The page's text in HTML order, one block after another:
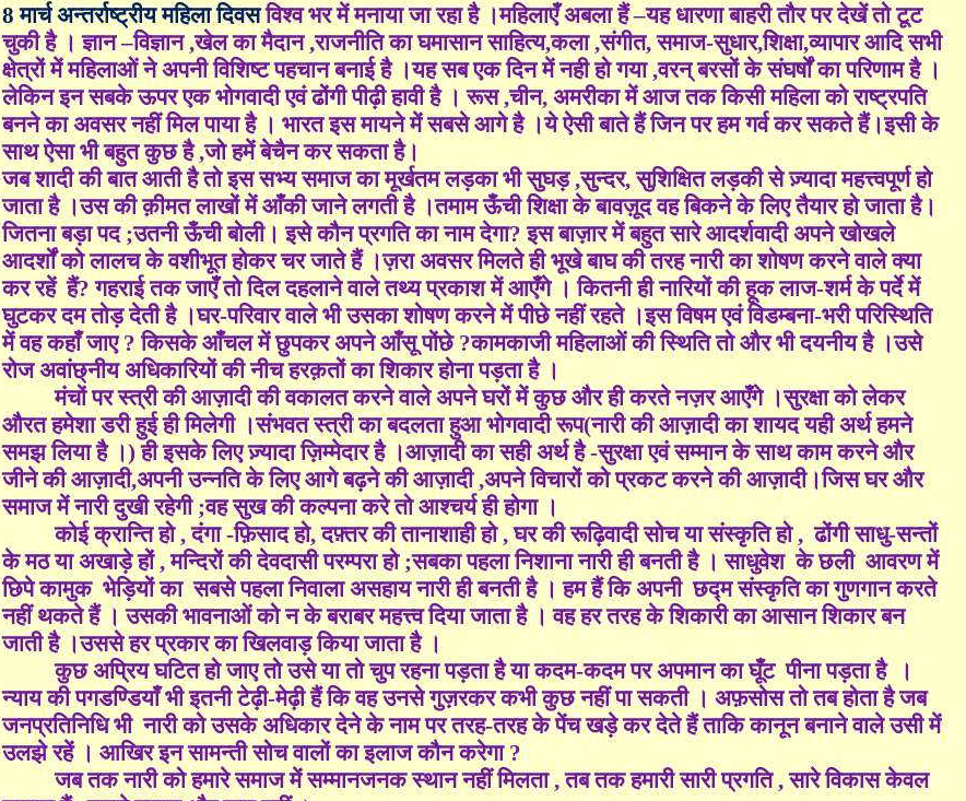
8 मार्च अन्तर्राष्ट्रीय महिला दिवसविश्व भर में मनाया जा रहा है ।महिलाएँ अबला हैं–यह धारणा बाहरी तौर पर देखें तो टूट
चुकी है । ज्ञान–विज्ञान,खेल का मैदान,राजनीति का घमासान साहित्य,कला,संगीत,समाज-सुधार,शिक्षा,व्यापार आदि सभी
क्षेत्रों में महिलाओं ने अपनी विशिष्ट पहचान बनाई है ।यह सब एक दिन में नही हो गया,वरन् बरसों के संघर्षों का परिणाम है ।
लेकिन इन सबके ऊपर एक भोगवादी एवं ढोंगी पीढ़ी हावी है । रूस,चीन, अमरीका में आज तक किसी महिला को राष्ट्रपति
बनने का अवसर नहीं मिल पाया है । भारत इस मायने में सबसे आगे है ।ये ऐसी बाते हैं जिन पर हम गर्व कर सकते हैं।इसी के
साथ ऐसा भी बहुत कुछ है,जो हमें बेचैन कर सकता है।
जब शादी की बात आती है तो इस सभ्य समाज का मूर्खतम लड़का भी सुघड़,सुन्दर,सुशिक्षित लड़की से ज़्यादा महत्त्वपूर्ण हो
जाता है ।उस की क़ीमत लाखों में आँकी जाने लगती है ।तमाम ऊँची शिक्षा के बावज़ूद वह बिकने के लिए तैयार हो जाता है।
जितना बड़ा पद ;उतनी ऊँची बोली। इसे कौन प्रगति का नाम देगा?इस बाज़ार में बहुत सारे आदर्शवादी अपने खोखले
आदर्शों को लालच के वशीभूत होकर चर जाते हैं ।ज़रा अवसर मिलते ही भूखे बाघ की तरह नारी का शोषण करने वाले क्या
कर रहें हैं? गहराई तक जाएँ तो दिल दहलाने वाले तथ्य प्रकाश में आएँगे । कितनी ही नारियों की हूक लाज-शर्म के पर्दे में
घुटकर दम तोड़ देती है ।घर-परिवार वाले भी उसका शोषण करने में पीछे नहीं रहते ।इस विषम एवं विडम्बना-भरी परिस्थिति
में वह कहाँ जाए?किसके आँचल में छुपकर अपने आँसू पोंछे ?कामकाजी महिलाओं की स्थिति तो और भी दयनीय है ।उसे
रोज अवांछ्नीय अधिकारियों की नीच हरक़तों का शिकार होना पड़ता है ।
मंचों पर स्त्री की आज़ादी की वकालत करने वाले अपने घरों में कुछ और ही करते नज़र आएँगे ।सुरक्षा को लेकर
औरत हमेशा डरी हुई ही मिलेगी ।संभवत स्त्री का बदलता हुआ भोगवादी रूप(नारी की आज़ादी का शायद यही अर्थ हमने
समझ लिया है ।) ही इसके लिए ज़्यादा ज़िम्मेदार है ।आज़ादी का सही अर्थ है -सुरक्षा एवं सम्मान के साथ काम करने और
जीने की आज़ादी,अपनी उन्नति के लिए आगे बढ़ने की आज़ादी,अपने विचारों को प्रकट करने की आज़ादी।जिस घर और
समाज में नारी दुखी रहेगी ;वह सुख की कल्पना करे तो आश्चर्य ही होगा ।
कोई क्रान्ति हो , दंगा -फ़िसाद हो, दफ़्तर की तानाशाही हो , घर की रूढ़िवादी सोच या संस्कृति हो , ढोंगी साधु-सन्तों
के मठ या अखाड़े हों , मन्दिरों की देवदासी परम्परा हो ;सबका पहला निशाना नारी ही बनती है । साधुवेश के छली आवरण में
छिपे कामुक भेड़ियों का सबसे पहला निवाला असहाय नारी ही बनती है । हम हैं कि अपनी छद्म संस्कृति का गुणगान करते
नहीं थकते हैं । उसकी भावनाओं को न के बराबर महत्त्व दिया जाता है । वह हर तरह के शिकारी का आसान शिकार बन
जाती है ।उससे हर प्रकार का खिलवाड़ किया जाता है ।
कुछ अप्रिय घटित हो जाए तो उसे या तो चुप रहना पड़ता है या कदम-कदम पर अपमान का घूँट पीना पड़ता है
।
न्याय की पगडण्डियाँ भी इतनी टेढ़ी-मेढ़ी हैं कि वह उनसे गुज़रकर कभी कुछ नहीं पा सकती । अफ़सोस तो तब होता है जब
जनप्रतिनिधि भी नारी को उसके अधिकार देने के नाम पर तरह-तरह के पेंच खड़े कर देते हैं ताकि कानून बनाने वाले उसी में
उलझे रहें । आखिर इन सामन्ती सोच वालों का इलाज कौन करेगा ?
जब तक नारी को हमारे समाज में सम्मानजनक स्थान नहीं मिलता , तब तक हमारी सारी प्रगति , सारे विकास केवल